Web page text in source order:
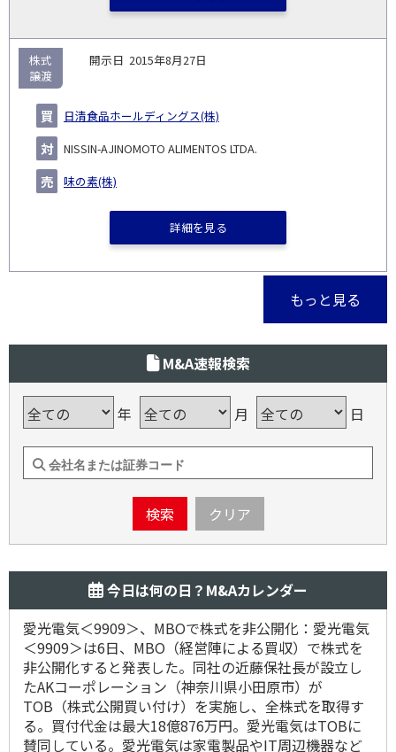
2015年8月27日
日清食品ホールディングス(株)
NISSIN-AJINOMOTO ALIMENTOS LTDA.
味の素(株)
株式
譲渡
詳細を見る
もっと見る
M&A速報検索
年 月 日
検索 クリア
今日は何の日？M&Aカレンダー
愛光電気＜9909＞、MBOで株式を非公開化：愛光電気
＜9909＞は6日、MBO（経営陣による買収）で株式を
非公開化すると発表した。同社の近藤保社長が設立し
たAKコーポレーション（神奈川県小田原市）が
TOB（株式公開買い付け）を実施し、全株式を取得す
る。買付代金は最大18億876万円。愛光電気はTOBに
賛同している。愛光電気は家電製品やIT周辺機器など